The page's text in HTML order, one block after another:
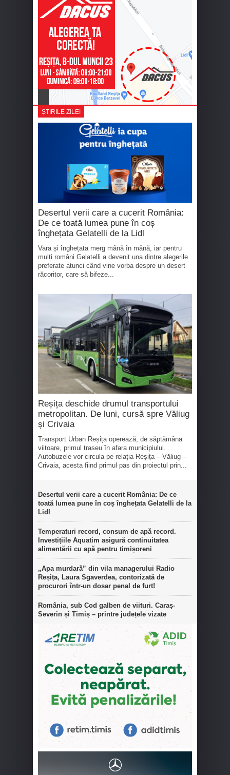
ȘTIRILE ZILEI
Desertul verii care a cucerit România:
De ce toată lumea pune în coș
înghețata Gelatelli de la Lidl
Vara și înghețata merg mână în mână, iar pentru
mulți români Gelatelli a devenit una dintre alegerile
preferate atunci când vine vorba despre un desert
răcoritor, care să bifeze...
Reșița deschide drumul transportului
metropolitan. De luni, cursă spre Văliug
și Crivaia
Transport Urban Reșița operează, de săptămâna
viitoare, primul traseu în afara municipiului.
Autobuzele vor circula pe relația Reșița – Văliug –
Crivaia, acesta fiind primul pas din proiectul prin...
Desertul verii care a cucerit România: De ce
toată lumea pune în coș înghețata Gelatelli de la
Lidl
Temperaturi record, consum de apă record.
Investițiile Aquatim asigură continuitatea
alimentării cu apă pentru timișoreni
„Apa murdară” din vila managerului Radio
Reșița, Laura Sgaverdea, contorizată de
procurori într-un dosar penal de furt!
România, sub Cod galben de viituri. Caraș-
Severin și Timiș – printre județele vizate